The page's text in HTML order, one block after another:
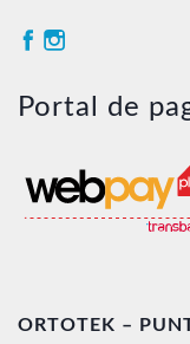
Portal de
ORTOTEK –